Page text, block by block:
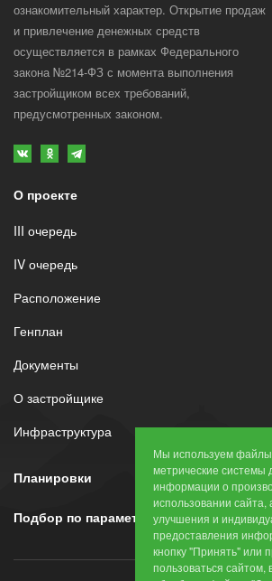
ознакомительный характер. Открытие продаж
и привлечение денежных средств
осуществляется в рамках Федерального
закона №214-ФЗ с момента выполнения
застройщиком всех требований,
предусмотренных законом.
О проекте
III очередь
IV очередь
Расположение
Генплан
Документы
О застройщике
Инфраструктура
Планировки
Подбор по параметрам
Мы используем
метрические системы
информации о
использовании сайта,
улучшения и
предоставления
кнопку "Принять" или
пользоваться сайтом,